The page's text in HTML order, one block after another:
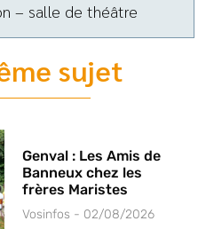
– salle de théâtre
sujet
Genval : Les Amis de
Banneux chez les
frères Maristes
Vosinfos 02/08/2026